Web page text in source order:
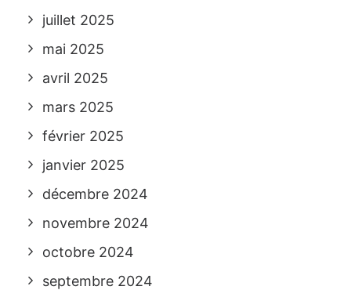
juillet 2025
mai 2025
avril 2025
mars 2025
février 2025
janvier 2025
décembre 2024
novembre 2024
octobre 2024
septembre 2024